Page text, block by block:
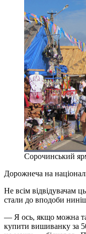
Сорочинський
Дорожнеча на
Не всім відвідувачам
стали до вподоби
— Я ось, якщо можна
купити вишиванку за